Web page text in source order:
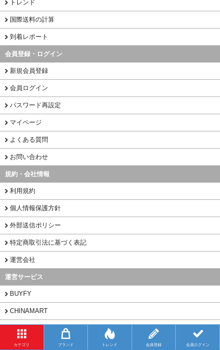
カテゴリ ブランド トレンド 会員登録 会員ログイン
トレンド
国際送料の計算
到着レポート
会員登録・ログイン
新規会員登録
会員ログイン
パスワード再設定
マイページ
よくある質問
お問い合わせ
規約・会社情報
利用規約
個人情報保護方針
外部送信ポリシー
特定商取引法に基づく表記
運営会社
運営サービス
BUYFY
CHINAMART
1PORT
Copyright (C) 2026 CNNECT.NET All Rights Reserved.